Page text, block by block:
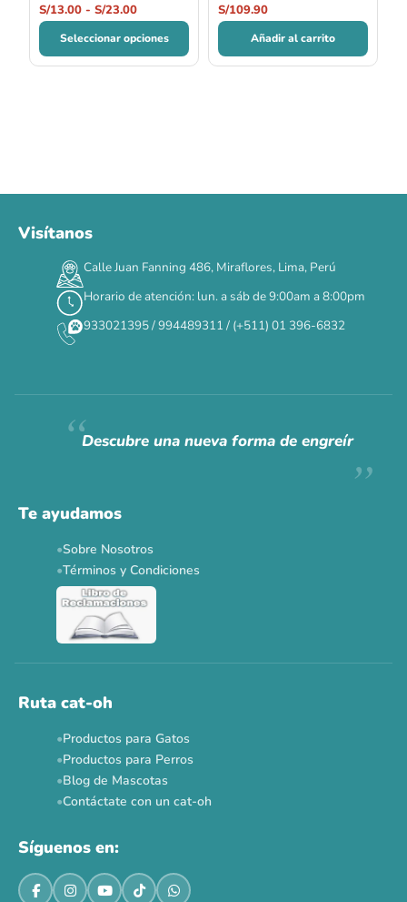
selection no.05
S/13.00 - S/23.00
Seleccionar opciones
S/109.90
Añadir al carrito
DÍAS HORAS MIN SEG
✕
Siempre fuimosraros.
Ver todas las promos 🐾
Visítanos
Calle Juan Fanning 486, Miraflores, Lima, Perú
Horario de atención: lun. a sáb de 9:00am a 8:00pm
933021395 / 994489311 / (+511) 01 396-6832
Descubre una nueva forma de engreír
Te ayudamos
Sobre Nosotros
Términos y Condiciones
Ruta cat-oh
Productos para Gatos
Productos para Perros
Blog de Mascotas
Contáctate con un cat-oh
Síguenos en: